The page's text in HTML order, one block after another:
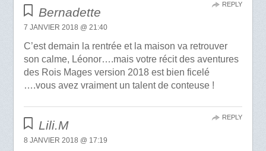
Bernadette
7 JANVIER 2018 @ 21:40
C’est demain la rentrée et la maison va retrouver
son calme, Léonor….mais votre récit des aventures
des Rois Mages version 2018 est bien ficelé
….vous avez vraiment un talent de conteuse !
REPLY
Lili.M
8 JANVIER 2018 @ 17:19
REPLY